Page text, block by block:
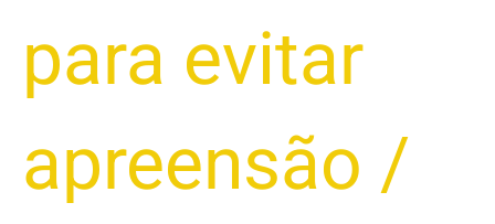
para evitar
apreensão /